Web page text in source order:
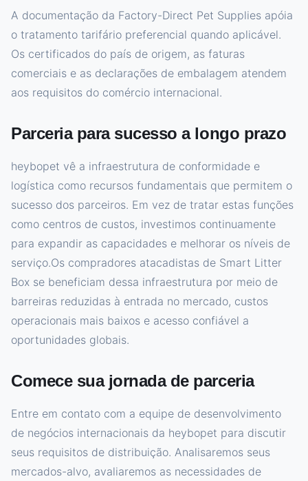
A documentação da Factory-Direct Pet Supplies apóia
o tratamento tarifário preferencial quando aplicável.
Os certificados do país de origem, as faturas
comerciais e as declarações de embalagem atendem
aos requisitos do comércio internacional.
Parceria para sucesso a longo prazo
heybopet vê a infraestrutura de conformidade e
logística como recursos fundamentais que permitem o
sucesso dos parceiros. Em vez de tratar estas funções
como centros de custos, investimos continuamente
para expandir as capacidades e melhorar os níveis de
serviço.Os compradores atacadistas de Smart Litter
Box se beneficiam dessa infraestrutura por meio de
barreiras reduzidas à entrada no mercado, custos
operacionais mais baixos e acesso confiável a
oportunidades globais.
Comece sua jornada de parceria
Entre em contato com a equipe de desenvolvimento
de negócios internacionais da heybopet para discutir
seus requisitos de distribuição. Analisaremos seus
mercados-alvo, avaliaremos as necessidades de